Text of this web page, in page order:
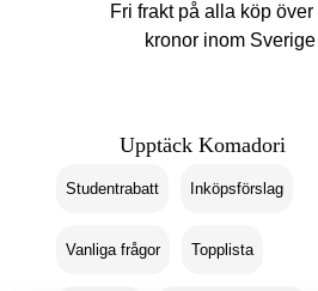
Fri frakt på alla köp över
kronor inom Sverige
Upptäck Komadori
Studentrabatt Inköpsförslag
Vanliga frågor Topplista